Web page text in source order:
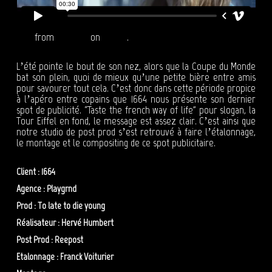
from on .
L’été pointe le bout de son nez, alors que la Coupe du Monde
bat son plein, quoi de mieux qu’une petite bière entre amis
pour savourer tout cela. C’est donc dans cette période propice
à l’apéro entre copains que 1664 nous présente son dernier
spot de publicité. “Taste the french way of life” pour slogan, la
Tour Eiffel en fond, le message est assez clair. C’est ainsi que
notre studio de post prod s’est retrouvé à faire l’étalonnage,
le montage et le compositing de ce spot publicitaire.
Client : 1664
Agence : Playgrnd
Prod : To late to die young
Réalisateur : Hervé Humbert
Post Prod : Reepost
Etalonnage : Franck Voiturier